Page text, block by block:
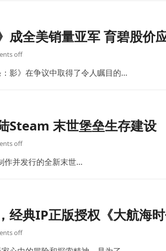
成全美销量亚军 育碧股价
off
影》在争议中取得了令人瞩目的…
Steam 末世堡垒生存建设
off
作并发行的全新末世…
经典IP正版授权《大航海
off